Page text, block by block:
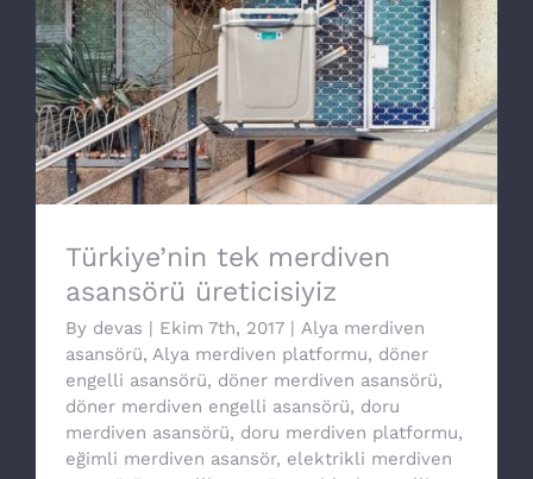
Türkiye’nin tek merdiven asansörü
üreticisiyiz
Türkiye’nin tek merdiven
asansörü üreticisiyiz
By devas | Ekim 7th, 2017 | Alya merdiven
asansörü, Alya merdiven platformu, döner
engelli asansörü, döner merdiven asansörü,
döner merdiven engelli asansörü, doru
merdiven asansörü, doru merdiven platformu,
eğimli merdiven asansör, elektrikli merdiven